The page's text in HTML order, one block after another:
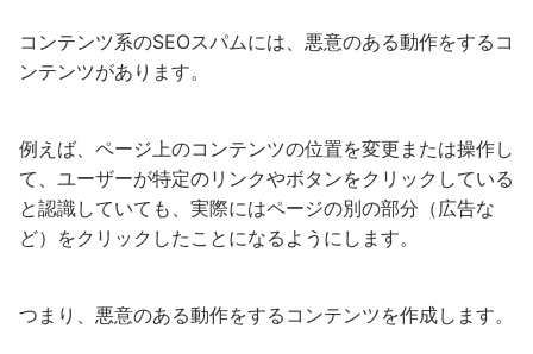
コンテンツ系のSEOスパムには、悪意のある動作をするコ
ンテンツがあります。
例えば、ページ上のコンテンツの位置を変更または操作し
て、ユーザーが特定のリンクやボタンをクリックしている
と認識していても、実際にはページの別の部分（広告な
ど）をクリックしたことになるようにします。
つまり、悪意のある動作をするコンテンツを作成します。